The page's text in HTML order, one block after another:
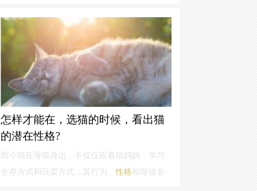
果你想知道你家狗狗的性格
是什么样的，那就
赶紧观察观察它的睡姿吧！1、“蜷着睡”代表性
怎样才能在，选猫的时候，看出猫
的潜在性格?
而小猫在母猫身边，不仅仅跟着猫妈妈，学习
生存方式和玩耍方式，其行为、 性格 和母猫非